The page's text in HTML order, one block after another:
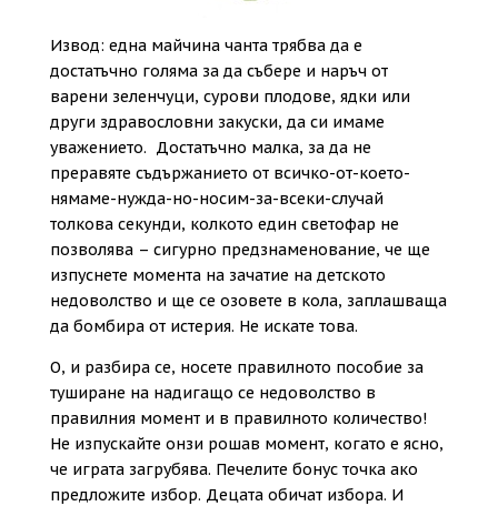
Извод: една майчина чанта трябва да е
достатъчно голяма за да събере и наръч от
варени зеленчуци, сурови плодове, ядки или
други здравословни закуски, да си имаме
уважението. Достатъчно малка, за да не
преравяте съдържанието от всичко-от-което-
нямаме-нужда-но-носим-за-всеки-случай
толкова секунди, колкото един светофар не
позволява – сигурно предзнаменование, че ще
изпуснете момента на зачатие на детското
недоволство и ще се озовете в кола, заплашваща
да бомбира от истерия. Не искате това.
О, и разбира се, носете правилното пособие за
туширане на надигащо се недоволство в
правилния момент и в правилното количество!
Не изпускайте онзи рошав момент, когато е ясно,
че играта загрубява. Печелите бонус точка ако
предложите избор. Децата обичат избора. И